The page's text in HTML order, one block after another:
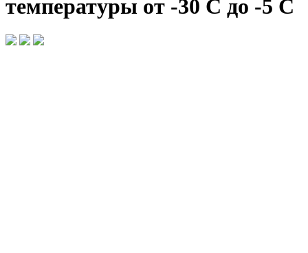
температуры от -30 С до -5 С